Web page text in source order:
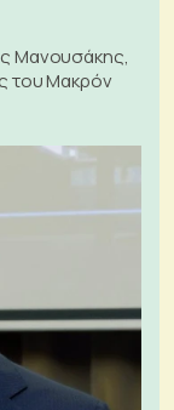
Μανουσάκης,
του Μακρόν